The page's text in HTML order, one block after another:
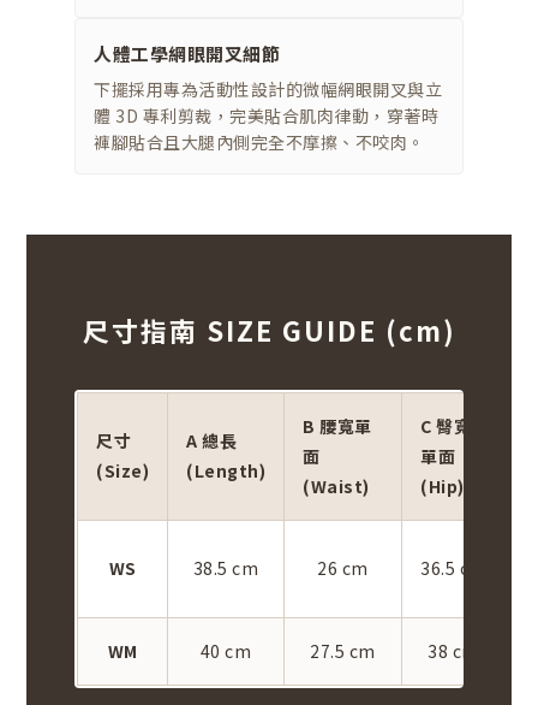
人體工學網眼開叉細節
下擺採用專為活動性設計的微幅網眼開叉與立
體 3D 專利剪裁，完美貼合肌肉律動，穿著時
褲腳貼合且大腿內側完全不摩擦、不咬肉。
尺寸指南 SIZE GUIDE (cm)
尺寸
(Size)
A 總長
(Length)
B 腰寬單
面
(Waist)
C 臀寬
單面
(Hip)
WS 38.5 cm 26 cm 36.5 cm
WM 40 cm 27.5 cm 38 cm